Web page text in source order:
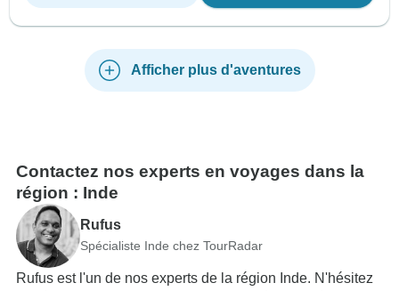
Afficher plus d'aventures
Contactez nos experts en voyages dans la
région : Inde
Rufus
Spécialiste Inde chez TourRadar
Rufus est l'un de nos experts de la région Inde. N'hésitez